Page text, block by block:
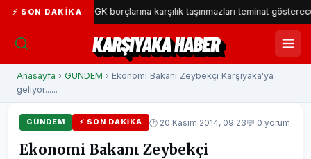
⚡ SON DAKIKA
Belediyesi SGK borçlarına karşılık taşınmazları teminat gösterecek
KARŞIYAKA HABER
Anasayfa › GÜNDEM › Ekonomi Bakanı Zeybekçi Karşıyaka'ya
geliyor......
GÜNDEM ⚡ SON DAKIKA 🕐 20 Kasım 2014, 09:23💬 0 yorum
Ekonomi Bakanı Zeybekçi